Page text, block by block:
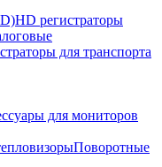
HD регистраторы
для транспорта
для мониторов
Поворотные